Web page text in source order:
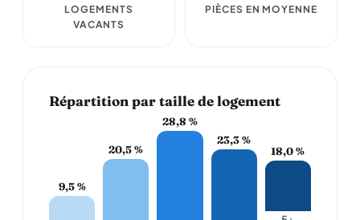
LOGEMENTS
VACANTS
PIÈCES EN MOYENNE
Répartition par taille de logement
9,5 %
20,5 %
28,8 %
23,3 %
18,0 %